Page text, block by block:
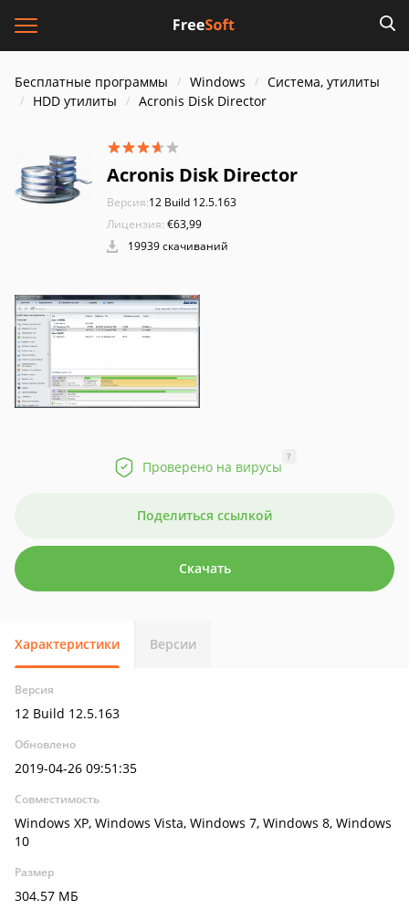
Бесплатные программы Windows
Система, утилиты
HDD утилиты
Acronis Disk Director
Acronis Disk Director
Версия:12 Build 12.5.163
Лицензия: €63,99
19939 скачиваний
Проверено на вирусы
?
Поделиться ссылкой
Скачать
Характеристики Версии
Версия
12 Build 12.5.163
Обновлено
2019-04-26 09:51:35
Совместимость
Windows XP, Windows Vista, Windows 7, Windows 8, Windows
10
Размер
304.57 МБ